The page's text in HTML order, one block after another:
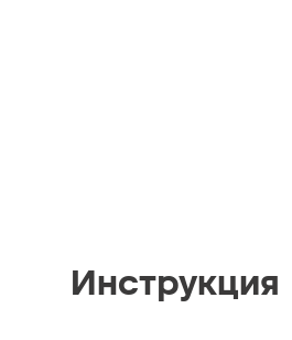
Инструкция